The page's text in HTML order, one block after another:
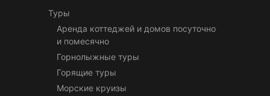
Туры
Аренда коттеджей и домов посуточно
и помесячно
Горнолыжные туры
Горящие туры
Морские круизы